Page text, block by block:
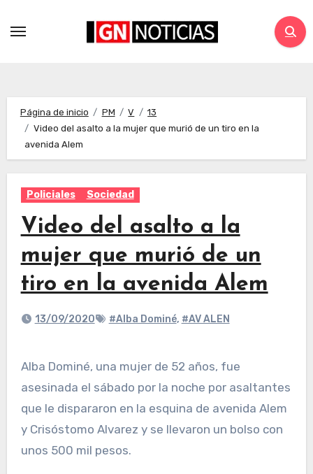
Página de inicio PM V
13
Video del asalto a la mujer que murió de un tiro en la
avenida Alem
Policiales Sociedad
Video del asalto a la
mujer que murió de un
tiro en la avenida Alem
13/09/2020 #Alba Dominé, #AV ALEN
Alba Dominé, una mujer de 52 años, fue
asesinada el sábado por la noche por asaltantes
que le dispararon en la esquina de avenida Alem
y Crisóstomo Alvarez y se llevaron un bolso con
unos 500 mil pesos.